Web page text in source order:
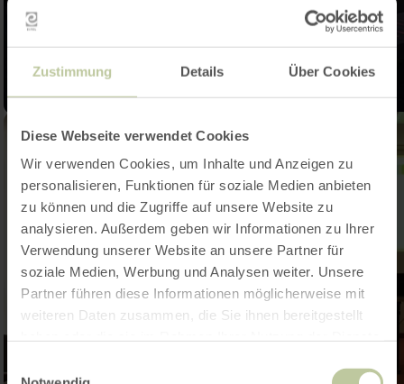
Zustimmung Details Über Cookies
Diese Webseite verwendet Cookies
Wir verwenden Cookies, um Inhalte und Anzeigen zu
personalisieren, Funktionen für soziale Medien anbieten
zu können und die Zugriffe auf unsere Website zu
analysieren. Außerdem geben wir Informationen zu Ihrer
Verwendung unserer Website an unsere Partner für
soziale Medien, Werbung und Analysen weiter. Unsere
Partner führen diese Informationen möglicherweise mit
weiteren Daten zusammen, die Sie ihnen bereitgestellt